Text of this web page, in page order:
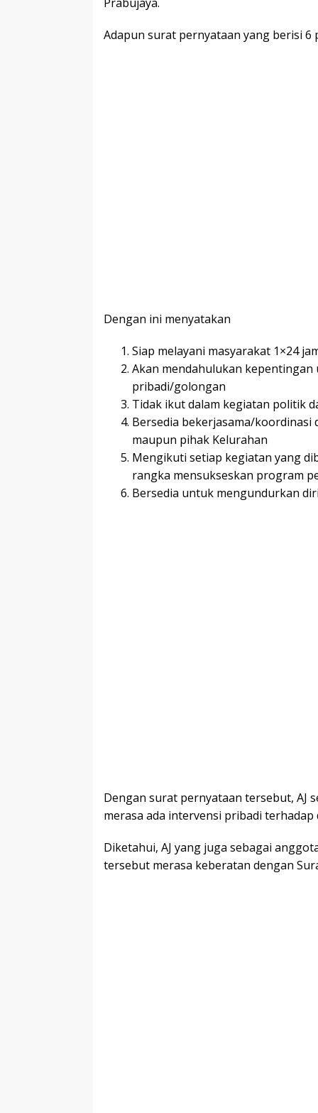
Adapun surat pernyataan yang berisi
Dengan ini menyatakan
Siap melayani masyarakat 1×24
Akan mendahulukan
pribadi/golongan
Tidak ikut dalam kegiatan politik
Bersedia bekerjasama/koordinasi
maupun pihak Kelurahan
Mengikuti setiap kegiatan yang
rangka mensukseskan program
Bersedia untuk mengundurkan
Dengan surat pernyataan tersebut, AJ
merasa ada intervensi pribadi terhadap
Diketahui, AJ yang juga sebagai
tersebut merasa keberatan dengan